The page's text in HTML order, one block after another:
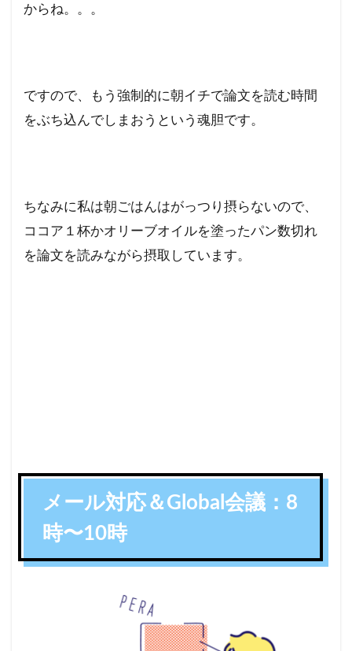
からね。。。
ですので、もう強制的に朝イチで論文を読む時間
をぶち込んでしまおうという魂胆です。
ちなみに私は朝ごはんはがっつり摂らないので、
ココア１杯かオリーブオイルを塗ったパン数切れ
を論文を読みながら摂取しています。
メール対応＆Global会議：8
時〜10時